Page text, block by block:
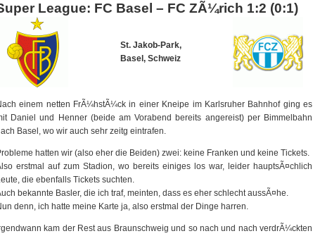
League: FC Basel – FC ZÃ¼rich 1:2 (0:1)
St. Jakob-Park,
Basel, Schweiz
einem netten FrÃ¼hstÃ¼ck in einer Kneipe im Karlsruher Bahnhof ging es
Daniel und Henner (beide am Vorabend bereits angereist) per Bimmelbahn
Basel, wo wir auch sehr zeitg eintrafen.
hatten wir (also eher die Beiden) zwei: keine Franken und keine Tickets.
erstmal auf zum Stadion, wo bereits einiges los war, leider hauptsÃ¤chlich
die ebenfalls Tickets suchten.
bekannte Basler, die ich traf, meinten, dass es eher schlecht aussÃ¤he.
denn, ich hatte meine Karte ja, also erstmal der Dinge harren.
kam der Rest aus Braunschweig und so nach und nach verdrÃ¼ckten